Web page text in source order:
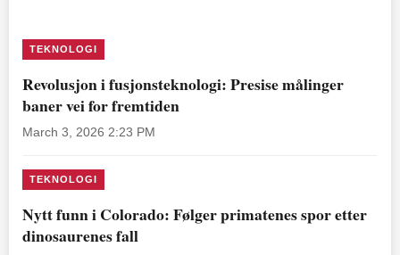
TEKNOLOGI
Revolusjon i fusjonsteknologi: Presise målinger
baner vei for fremtiden
March 3, 2026 2:23 PM
TEKNOLOGI
Nytt funn i Colorado: Følger primatenes spor etter
dinosaurenes fall